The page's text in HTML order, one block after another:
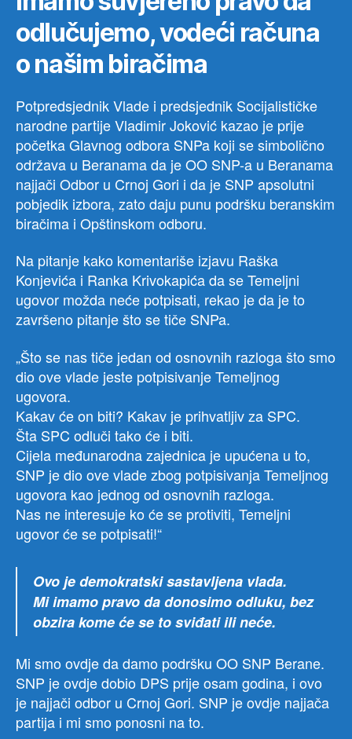
odlučujemo, vodeći računa
o našim biračima
Potpredsjednik Vlade i predsjednik Socijalističke
narodne partije Vladimir Joković kazao je prije
početka Glavnog odbora SNPa koji se simbolično
održava u Beranama da je OO SNP-a u Beranama
najjači Odbor u Crnoj Gori i da je SNP apsolutni
pobjedik izbora, zato daju punu podršku beranskim
biračima i Opštinskom odboru.
Na pitanje kako komentariše izjavu Raška
Konjevića i Ranka Krivokapića da se Temeljni
ugovor možda neće potpisati, rekao je da je to
završeno pitanje što se tiče SNPa.
„Što se nas tiče jedan od osnovnih razloga što smo
dio ove vlade jeste potpisivanje Temeljnog
ugovora.
Kakav će on biti? Kakav je prihvatljiv za SPC.
Šta SPC odluči tako će i biti.
Cijela međunarodna zajednica je upućena u to,
SNP je dio ove vlade zbog potpisivanja Temeljnog
ugovora kao jednog od osnovnih razloga.
Nas ne interesuje ko će se protiviti, Temeljni
ugovor će se potpisati!“
Ovo je demokratski sastavljena vlada.
Mi imamo pravo da donosimo odluku, bez
obzira kome će se to sviđati ili neće.
Mi smo ovdje da damo podršku OO SNP Berane.
SNP je ovdje dobio DPS prije osam godina, i ovo
je najjači odbor u Crnoj Gori. SNP je ovdje najjača
partija i mi smo ponosni na to.